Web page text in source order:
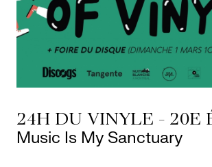
24H DU VINYLE - 20E
Music Is My Sanctuary